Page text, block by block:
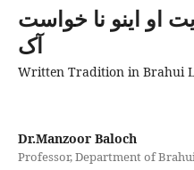
او اینو نا خواست
آک
Written Tradition in Brahui
Dr.Manzoor Baloch
Professor, Department of